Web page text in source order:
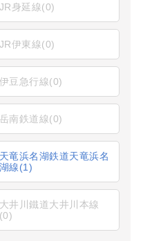
JR身延線(0)
JR伊東線(0)
伊豆急行線(0)
岳南鉄道線(0)
天竜浜名湖鉄道天竜浜名
湖線(1)
大井川鐵道大井川本線
(0)